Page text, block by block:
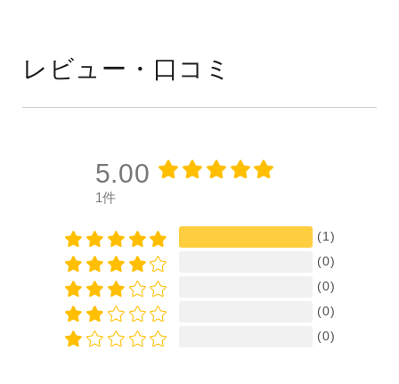
レビュー・口コミ
5.00
1件
(1)
(0)
(0)
(0)
(0)